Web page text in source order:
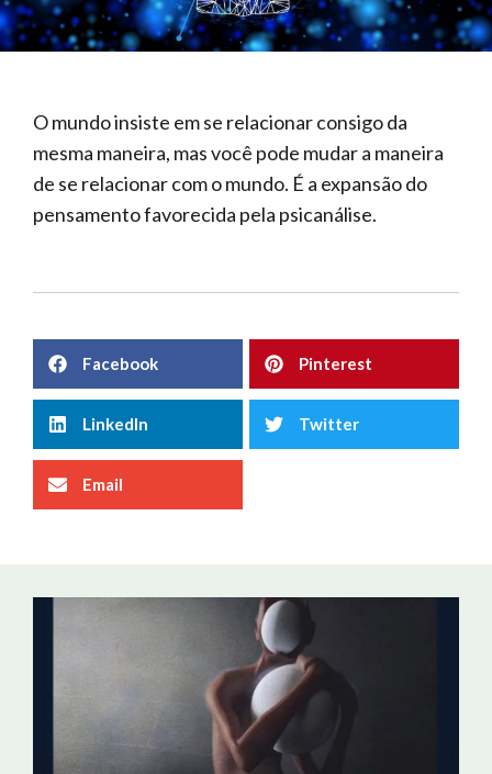
O mundo insiste em se relacionar consigo da
mesma maneira, mas você pode mudar a maneira
de se relacionar com o mundo. É a expansão do
pensamento favorecida pela psicanálise.
Facebook Pinterest
LinkedIn Twitter
Email